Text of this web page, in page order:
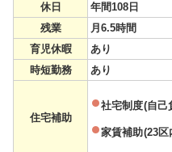
休日
年間108日
残業
月6.5時間
育児休暇
あり
時短勤務
あり
住宅補助
社宅制度(自己
家賃補助(23